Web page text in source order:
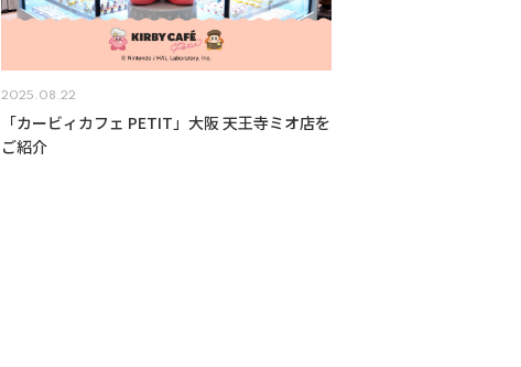
2025.08.22
「カービィカフェ PETIT」大阪 天王寺ミオ店を
ご紹介